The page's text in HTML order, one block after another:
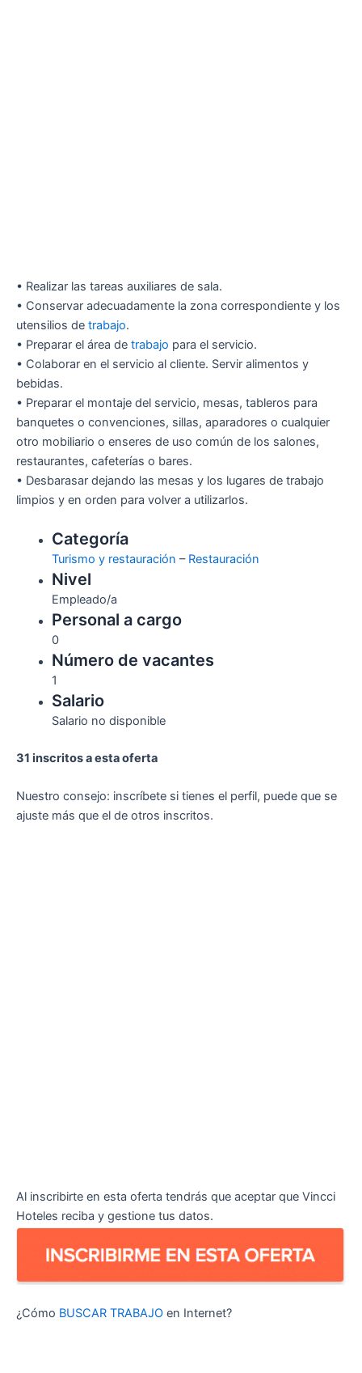
• Realizar las tareas auxiliares de sala.
• Conservar adecuadamente la zona correspondiente y los
utensilios de trabajo.
• Preparar el área de trabajo para el servicio.
• Colaborar en el servicio al cliente. Servir alimentos y
bebidas.
• Preparar el montaje del servicio, mesas, tableros para
banquetes o convenciones, sillas, aparadores o cualquier
otro mobiliario o enseres de uso común de los salones,
restaurantes, cafeterías o bares.
• Desbarasar dejando las mesas y los lugares de trabajo
limpios y en orden para volver a utilizarlos.
Categoría
Turismo y restauración – Restauración
Nivel
Empleado/a
Personal a cargo
0
Número de vacantes
1
Salario
Salario no disponible
31 inscritos a esta oferta
Nuestro consejo: inscríbete si tienes el perfil, puede que se
ajuste más que el de otros inscritos.
Al inscribirte en esta oferta tendrás que aceptar que Vincci
Hoteles reciba y gestione tus datos.
¿Cómo BUSCAR TRABAJO en Internet?